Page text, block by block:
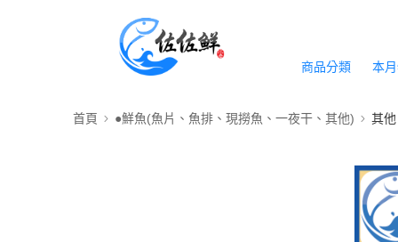
商品分類 本
首頁 ●鮮魚(魚片、魚排、現撈魚、一夜干、其他) 其他